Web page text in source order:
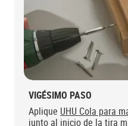
VIGÉSIMO PASO
Aplique UHU Cola para
junto al inicio de la tira